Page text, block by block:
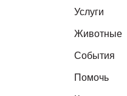
Услуги
Животные
События
Помочь